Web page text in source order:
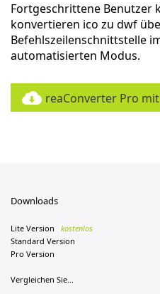
Fortgeschrittene Benutzer
konvertieren ico zu dwf
Befehlszeilenschnittstelle
automatisierten Modus.
reaConverter Pro
Downloads
Lite Version
kostenlos
Standard Version
Pro Version
Vergleichen Sie...